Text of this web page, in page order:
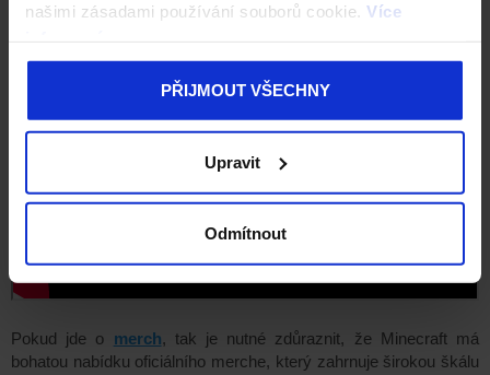
našimi zásadami používání souborů cookie. Více
PŘIJMOUT VŠECHNY
Upravit
Odmítnout
Pokud jde o merch, tak je nutné zdůraznit, že Minecraft má
bohatou nabídku oficiálního merche, který zahrnuje širokou škálu